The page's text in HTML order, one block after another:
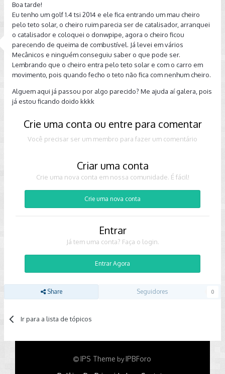
Boa tarde!
Eu tenho um golf 1.4 tsi 2014 e ele fica entrando um mau cheiro
pelo teto solar, o cheiro ruim parecia ser de catalisador, arranquei
o catalisador e coloquei o donwpipe, agora o cheiro ficou
parecendo de queima de combustível. Já levei em vários
Mecânicos e ninguém conseguiu saber o que pode ser.
Lembrando que o cheiro entra pelo teto solar e com o carro em
movimento, pois quando fecho o teto não fica com nenhum cheiro.
Alguem aqui já passou por algo parecido? Me ajuda aí galera, pois
já estou ficando doido kkkk
Crie uma conta ou entre para comentar
Você precisar ser um membro para fazer um comentário
Criar uma conta
Crie uma nova conta em nossa comunidade. É fácil!
Crie uma nova conta
Entrar
Já tem uma conta? Faça o login.
Entrar Agora
Share Seguidores 0
Ir para a lista de tópicos
IPS Theme byIPBForo